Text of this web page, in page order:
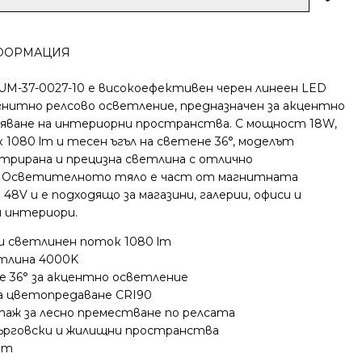
37-0027-10 е високоефективен черен линеен LED
релсово осветление, предназначен за акцентно
на интериорни пространства. С мощност 18W,
lm и тесен ъгъл на светене 36°, моделът
и прецизна светлина с отлично
Осветителното тяло е част от магнитната
и е подходящо за магазини, галерии, офиси и
интериори.
светлинен поток 1080 lm
4000K
36° за акцентно осветление
цветопредаване CRI90
за лесно преместване по релсата
и жилищни пространства